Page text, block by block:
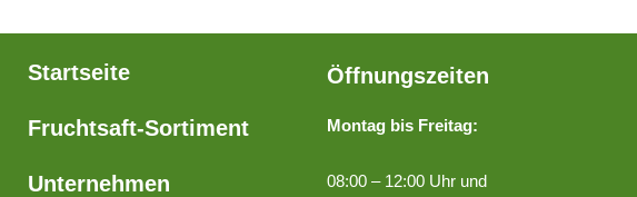
Startseite
Fruchtsaft-Sortiment
Unternehmen
Öffnungszeiten
Montag bis Freitag:
08:00 – 12:00 Uhr und